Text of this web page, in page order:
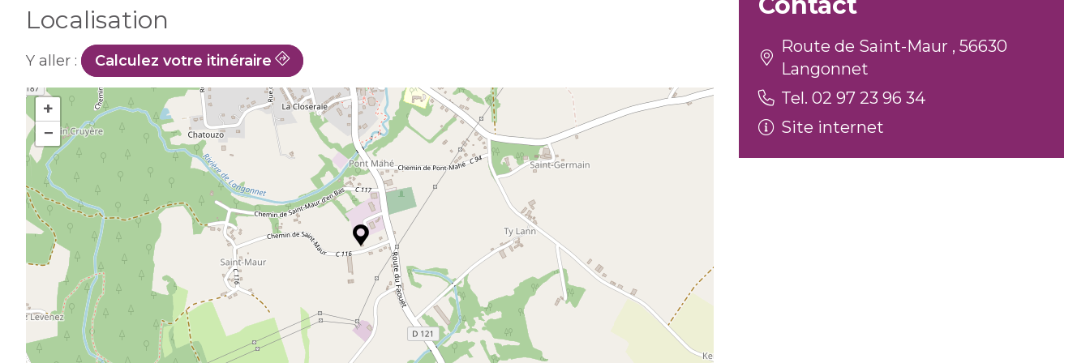
Localisation
Y aller : Calculez votre itinéraire
+
−
Route de Saint-Maur , 56630
Langonnet
Tel. 02 97 23 96 34
Site internet